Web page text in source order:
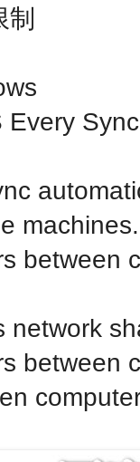
Every Sync
machines.
between
network
between